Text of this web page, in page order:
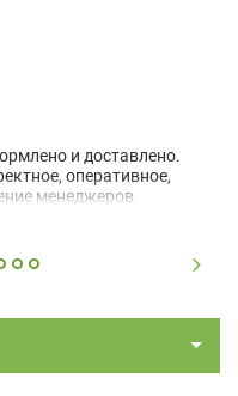
и доставлено.
оперативное,
менеджеров.